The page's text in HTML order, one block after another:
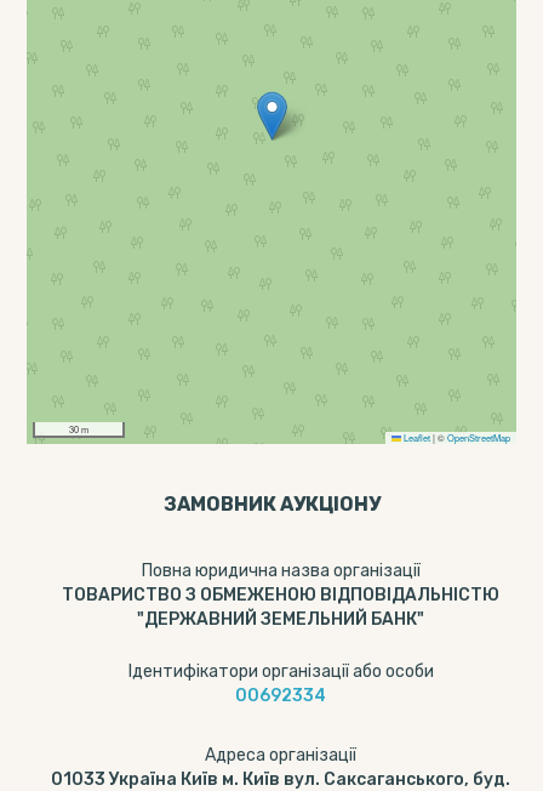
30 m
Leaflet |©OpenStreetMap
ЗАМОВНИК АУКЦІОНУ
Повна юридична назва організації
ТОВАРИСТВО З ОБМЕЖЕНОЮ ВІДПОВІДАЛЬНІСТЮ
"ДЕРЖАВНИЙ ЗЕМЕЛЬНИЙ БАНК"
Ідентифікатори організації або особи
00692334
Адреса організації
01033 Україна Київ м. Київ вул. Саксаганського, буд.